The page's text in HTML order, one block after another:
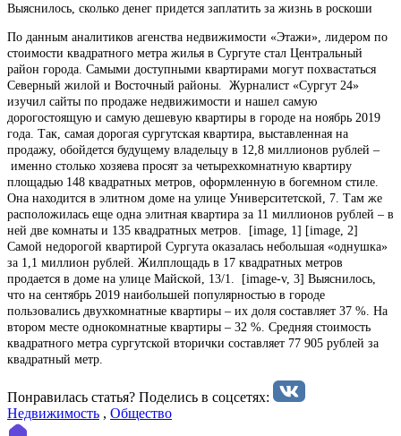
Выяснилось, сколько денег придется заплатить за жизнь в роскоши
По данным аналитиков агенства недвижимости «Этажи», лидером по
стоимости квадратного метра жилья в Сургуте стал Центральный
район города. Самыми доступными квартирами могут похвастаться
Северный жилой и Восточный районы. Журналист «Сургут 24»
изучил сайты по продаже недвижимости и нашел самую
дорогостоящую и самую дешевую квартиры в городе на ноябрь 2019
года. Так, самая дорогая сургутская квартира, выставленная на
продажу, обойдется будущему владельцу в 12,8 миллионов рублей –
именно столько хозяева просят за четырехкомнатную квартиру
площадью 148 квадратных метров, оформленную в богемном стиле.
Она находится в элитном доме на улице Университетской, 7. Там же
расположилась еще одна элитная квартира за 11 миллионов рублей – в
ней две комнаты и 135 квадратных метров. [image, 1] [image, 2]
Самой недорогой квартирой Сургута оказалась небольшая «однушка»
за 1,1 миллион рублей. Жилплощадь в 17 квадратных метров
продается в доме на улице Майской, 13/1. [image-v, 3] Выяснилось,
что на сентябрь 2019 наибольшей популярностью в городе
пользовались двухкомнатные квартиры – их доля составляет 37 %. На
втором месте однокомнатные квартиры – 32 %. Средняя стоимость
квадратного метра сургутской вторички составляет 77 905 рублей за
квадратный метр.
Понравилась статья? Поделиcь в соцсетях:
Недвижимость , Общество